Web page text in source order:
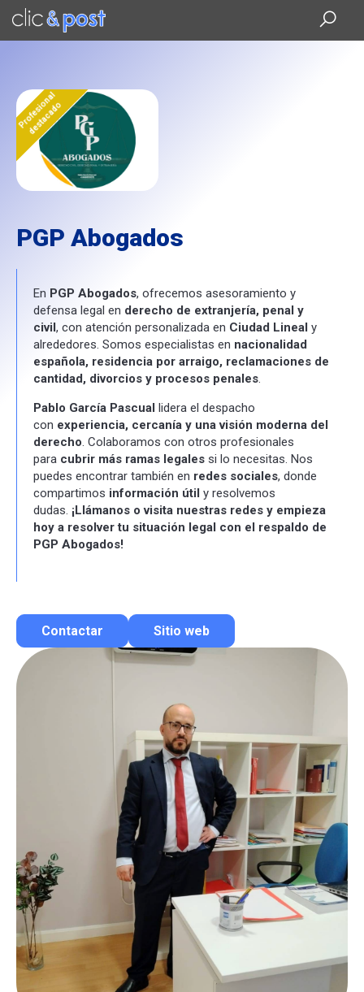
Saltar
contenido
Profesional
destacado
PGP Abogados
En PGP Abogados, ofrecemos asesoramiento y
defensa legal en derecho de extranjería, penal y
civil, con atención personalizada en Ciudad Lineal y
alrededores. Somos especialistas en nacionalidad
española, residencia por arraigo, reclamaciones de
cantidad, divorcios y procesos penales.
Pablo García Pascual lidera el despacho
con experiencia, cercanía y una visión moderna del
derecho. Colaboramos con otros profesionales
para cubrir más ramas legales si lo necesitas. Nos
puedes encontrar también en redes sociales, donde
compartimos información útil y resolvemos
dudas. ¡Llámanos o visita nuestras redes y empieza
hoy a resolver tu situación legal con el respaldo de
PGP Abogados!
Contactar
Contactar por correo
Llamar por teléfono
Contactar por Whatsapp
Sitio web